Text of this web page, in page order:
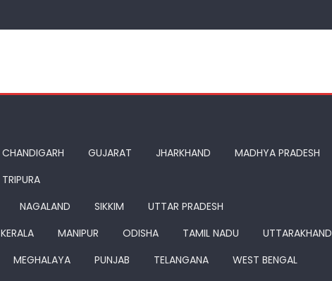
CHANDIGARH GUJARAT JHARKHAND MADHYA PRADESH
TRIPURA
NAGALAND SIKKIM
UTTAR PRADESH
KERALA MANIPUR ODISHA TAMIL NADU
UTTARAKHAND
MEGHALAYA PUNJAB TELANGANA WEST BENGAL